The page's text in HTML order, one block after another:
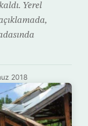
Yerel
2018